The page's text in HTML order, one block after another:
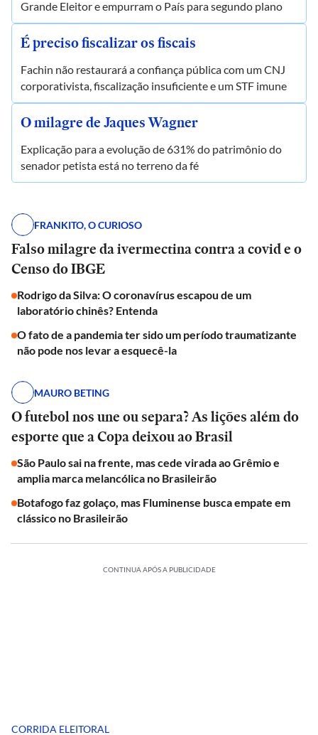
Grande Eleitor e empurram o País para segundo plano
É preciso fiscalizar os fiscais
Fachin não restaurará a confiança pública com um CNJ
corporativista, fiscalização insuficiente e um STF imune
O milagre de Jaques Wagner
Explicação para a evolução de 631% do patrimônio do
senador petista está no terreno da fé
FRANKITO, O CURIOSO
Falso milagre da ivermectina contra a covid e o
Censo do IBGE
Rodrigo da Silva: O coronavírus escapou de um
laboratório chinês? Entenda
O fato de a pandemia ter sido um período traumatizante
não pode nos levar a esquecê-la
MAURO BETING
O futebol nos une ou separa? As lições além do
esporte que a Copa deixou ao Brasil
São Paulo sai na frente, mas cede virada ao Grêmio e
amplia marca melancólica no Brasileirão
Botafogo faz golaço, mas Fluminense busca empate em
clássico no Brasileirão
CONTINUA APÓS A PUBLICIDADE
CORRIDA ELEITORAL